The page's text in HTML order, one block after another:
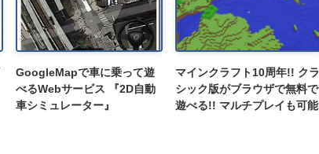
GoogleMapで車に乗って遊
べるWebサービス 『2D自動
車シミュレーター』
マインクラフト10周年!! クラ
シック版がブラウザで無料で
遊べる!! マルチプレイも可能